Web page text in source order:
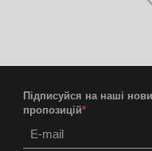
Підписуйся на наші
пропозицій*